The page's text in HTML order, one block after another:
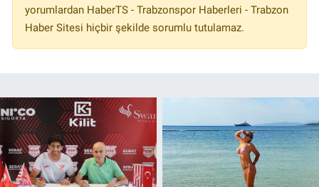
yorumlardan HaberTS - Trabzonspor Haberleri - Trabzon
Haber Sitesi hiçbir şekilde sorumlu tutulamaz.